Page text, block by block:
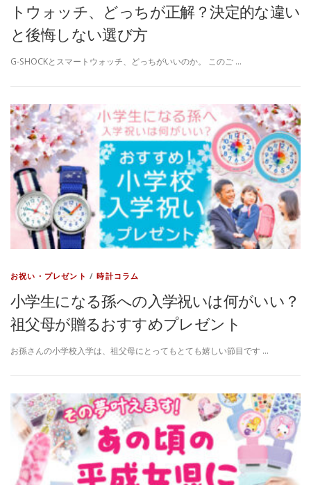
トウォッチ、どっちが正解？決定的な違い
と後悔しない選び方
G-SHOCKとスマートウォッチ、どっちがいいのか。 このご …
お祝い・プレゼント /時計コラム
小学生になる孫への入学祝いは何がいい？
祖父母が贈るおすすめプレゼント
お孫さんの小学校入学は、祖父母にとってもとても嬉しい節目です …